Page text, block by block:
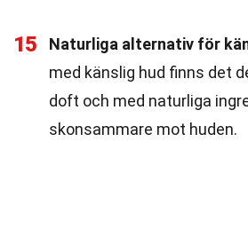
15 Naturliga alternativ för
med känslig hud finns det
doft och med naturliga
skonsammare mot huden.